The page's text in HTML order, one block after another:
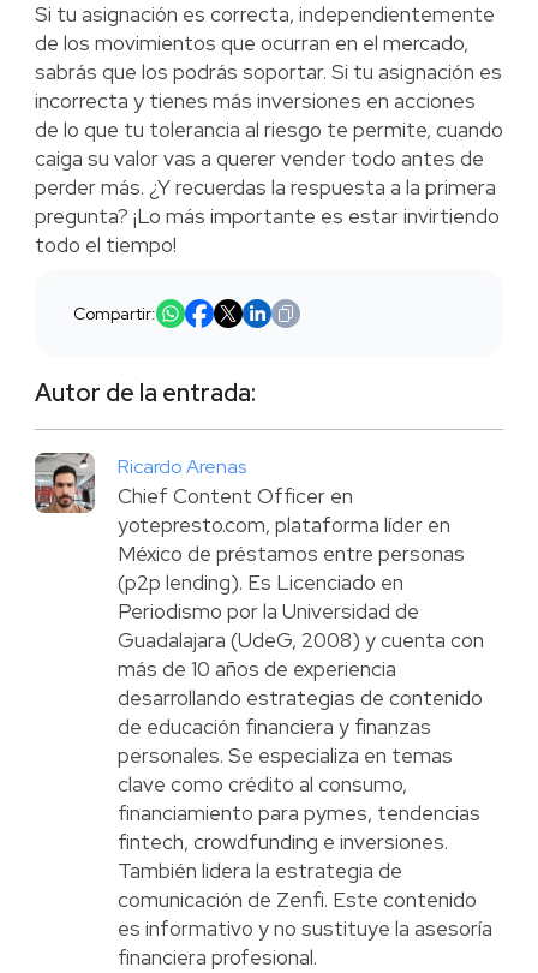
Si tu asignación es correcta, independientemente
de los movimientos que ocurran en el mercado,
sabrás que los podrás soportar. Si tu asignación es
incorrecta y tienes más inversiones en acciones
de lo que tu tolerancia al riesgo te permite, cuando
caiga su valor vas a querer vender todo antes de
perder más. ¿Y recuerdas la respuesta a la primera
pregunta? ¡Lo más importante es estar invirtiendo
todo el tiempo!
Compartir:
Autor de la entrada:
Ricardo Arenas
Chief Content Officer en
yotepresto.com, plataforma líder en
México de préstamos entre personas
(p2p lending). Es Licenciado en
Periodismo por la Universidad de
Guadalajara (UdeG, 2008) y cuenta con
más de 10 años de experiencia
desarrollando estrategias de contenido
de educación financiera y finanzas
personales. Se especializa en temas
clave como crédito al consumo,
financiamiento para pymes, tendencias
fintech, crowdfunding e inversiones.
También lidera la estrategia de
comunicación de Zenfi. Este contenido
es informativo y no sustituye la asesoría
financiera profesional.